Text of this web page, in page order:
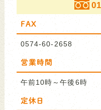
FAX
0574-60-2658
営業時間
午前10時～午後6時
定休日